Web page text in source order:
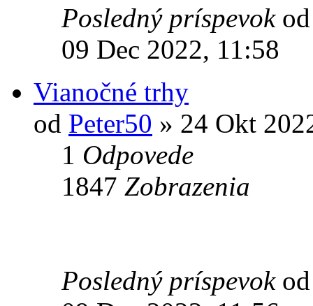
Posledný príspevok
09 Dec 2022, 11:58
Vianočné trhy
od Peter50 » 24 Okt
1 Odpovede
1847 Zobrazenia
Posledný príspevok